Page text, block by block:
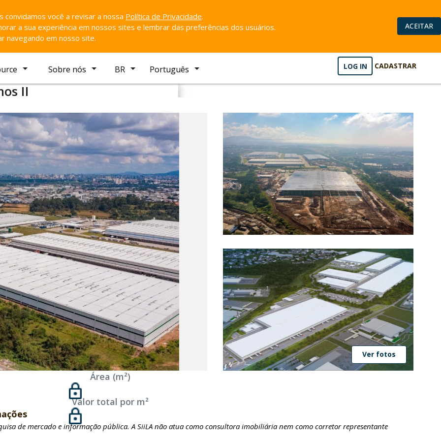
convidamos você a revisar a nossa Política de Privacidade.
a sua experiência em nossos sites e lembrar das preferências dos usuários.
navegando em nosso site.
ACEITAR
Sobre nós BR Português LOG IN CADASTRAR
II
São Paulo
Ver fotos
Área (m²)
Valor total por m²
de mercado e informação pública. A SiiLA não atua como consultora imobiliária nem como corretor representante